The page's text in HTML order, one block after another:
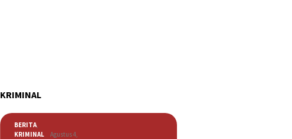
KRIMINAL
BERITA,
KRIMINAL
Agustus 4,